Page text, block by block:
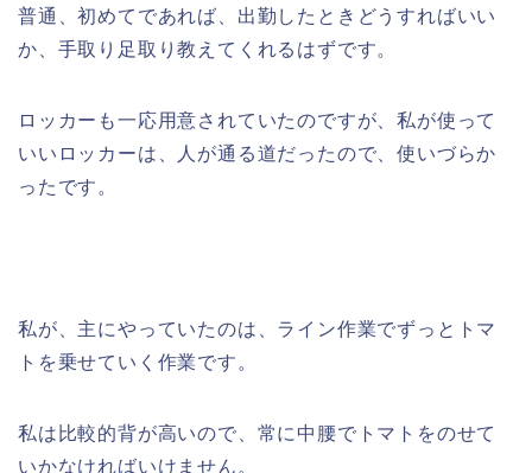
普通、初めてであれば、出勤したときどうすればいい
か、手取り足取り教えてくれるはずです。
ロッカーも一応用意されていたのですが、私が使って
いいロッカーは、人が通る道だったので、使いづらか
ったです。
私が、主にやっていたのは、ライン作業でずっとトマ
トを乗せていく作業です。
私は比較的背が高いので、常に中腰でトマトをのせて
いかなければいけません。